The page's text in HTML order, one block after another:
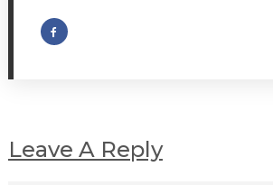
Leave A Reply